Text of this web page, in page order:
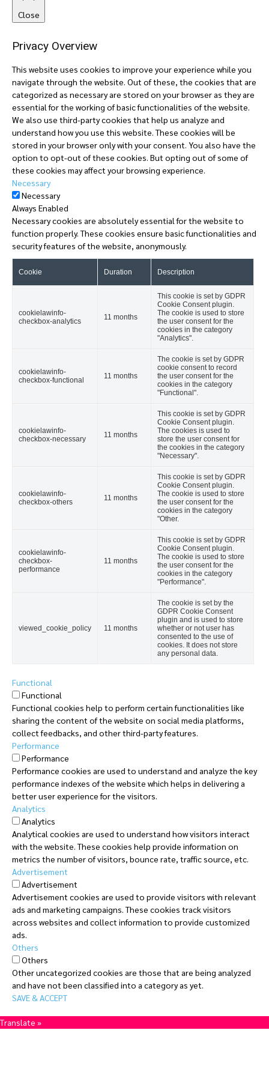
Close
Privacy Overview
This website uses cookies to improve your experience while you
navigate through the website. Out of these, the cookies that are
categorized as necessary are stored on your browser as they are
essential for the working of basic functionalities of the website.
We also use third-party cookies that help us analyze and
understand how you use this website. These cookies will be
stored in your browser only with your consent. You also have the
option to opt-out of these cookies. But opting out of some of
these cookies may affect your browsing experience.
Necessary
Necessary
Always Enabled
Necessary cookies are absolutely essential for the website to
function properly. These cookies ensure basic functionalities and
security features of the website, anonymously.
Cookie Duration Description
cookielawinfo-
checkbox-analytics
11 months
This cookie is set by GDPR
Cookie Consent plugin.
The cookie is used to store
the user consent for the
cookies in the category
"Analytics".
cookielawinfo-
checkbox-functional
11 months
The cookie is set by GDPR
cookie consent to record
the user consent for the
cookies in the category
"Functional".
cookielawinfo-
checkbox-necessary
11 months
This cookie is set by GDPR
Cookie Consent plugin.
The cookies is used to
store the user consent for
the cookies in the category
"Necessary".
cookielawinfo-
checkbox-others
11 months
This cookie is set by GDPR
Cookie Consent plugin.
The cookie is used to store
the user consent for the
cookies in the category
"Other.
cookielawinfo-
checkbox-
performance
11 months
This cookie is set by GDPR
Cookie Consent plugin.
The cookie is used to store
the user consent for the
cookies in the category
"Performance".
viewed_cookie_policy 11 months
The cookie is set by the
GDPR Cookie Consent
plugin and is used to store
whether or not user has
consented to the use of
cookies. It does not store
any personal data.
Functional
Functional
Functional cookies help to perform certain functionalities like
sharing the content of the website on social media platforms,
collect feedbacks, and other third-party features.
Performance
Performance
Performance cookies are used to understand and analyze the key
performance indexes of the website which helps in delivering a
better user experience for the visitors.
Analytics
Analytics
Analytical cookies are used to understand how visitors interact
with the website. These cookies help provide information on
metrics the number of visitors, bounce rate, traffic source, etc.
Advertisement
Advertisement
Advertisement cookies are used to provide visitors with relevant
ads and marketing campaigns. These cookies track visitors
across websites and collect information to provide customized
ads.
Others
Others
Other uncategorized cookies are those that are being analyzed
and have not been classified into a category as yet.
SAVE & ACCEPT
Translate »